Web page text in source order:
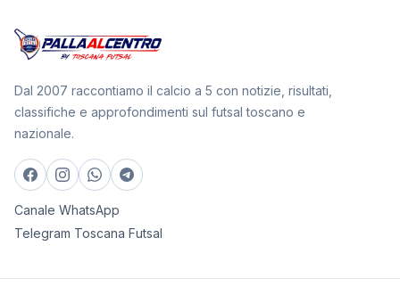
Dal 2007 raccontiamo il calcio a 5 con notizie, risultati,
classifiche e approfondimenti sul futsal toscano e
nazionale.
Canale WhatsApp
Telegram Toscana Futsal